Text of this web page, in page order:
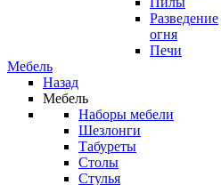
Разведение
огня
Печи
Мебель
Назад
Мебель
Наборы мебели
Шезлонги
Табуреты
Столы
Стулья